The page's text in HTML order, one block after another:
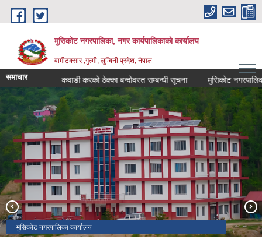
Skip to main content
मुसिकोट नगरपालिका, नगर कार्यपालिकाकाे कार्यालय
वामीटक्सार ,गुल्मी, लुम्बिनी प्रदेश, नेपाल
समाचार कवाडी करको ठेक्का बन्दोवस्त सम्बन्धी सूचना मुसिकोट नगरपालिका
मालिका मन्दिर
मुसिकोट नगरपालिका कार्यालय
सालिमे दह